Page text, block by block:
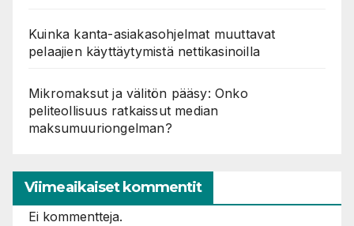
Kuinka kanta-asiakasohjelmat muuttavat
pelaajien käyttäytymistä nettikasinoilla
Mikromaksut ja välitön pääsy: Onko
peliteollisuus ratkaissut median
maksumuuriongelman?
Viimeaikaiset kommentit
Ei kommentteja.